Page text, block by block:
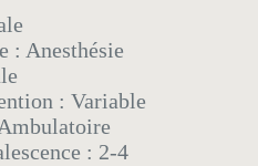
: Anesthésie
: Variable
: 2-4